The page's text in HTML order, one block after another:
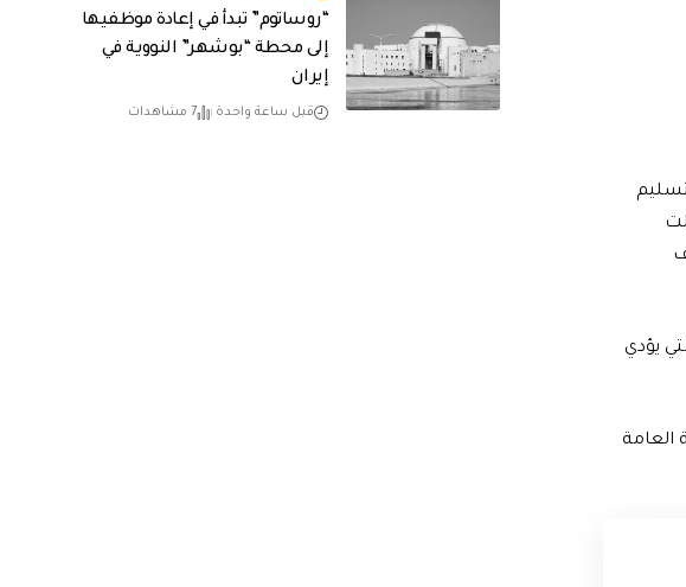
يؤدي
العامة
“روساتوم” تبدأ في إعادة موظفيها
إلى محطة “بوشهر” النووية في
إيران
قبل ساعة واحدة 7 مشاهدات